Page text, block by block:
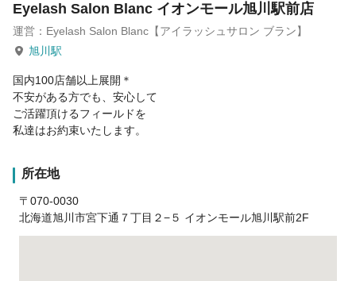
Eyelash Salon Blanc イオンモール旭川駅前店
運営：Eyelash Salon Blanc【アイラッシュサロン ブラン】
旭川駅
国内100店舗以上展開＊
不安がある方でも、安心して
ご活躍頂けるフィールドを
私達はお約束いたします。
所在地
〒070-0030
北海道旭川市宮下通７丁目２−５ イオンモール旭川駅前2F